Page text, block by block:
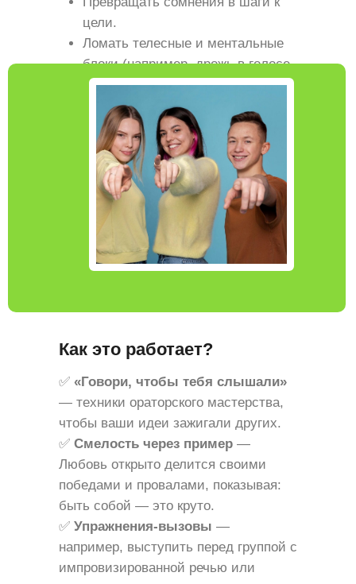
цели.
Ломать телесные и ментальные
блоки (например, дрожь в голосе
или мысли «я не смогу»).
✅ «Говори, чтобы тебя слышали»
— техники ораторского мастерства,
чтобы ваши идеи зажигали других.
✅ Смелость через пример —
Любовь открыто делится своими
победами и провалами, показывая:
быть собой — это круто.
✅ Упражнения-вызовы —
например, выступить перед группой с
импровизированной речью или
Как это работает?